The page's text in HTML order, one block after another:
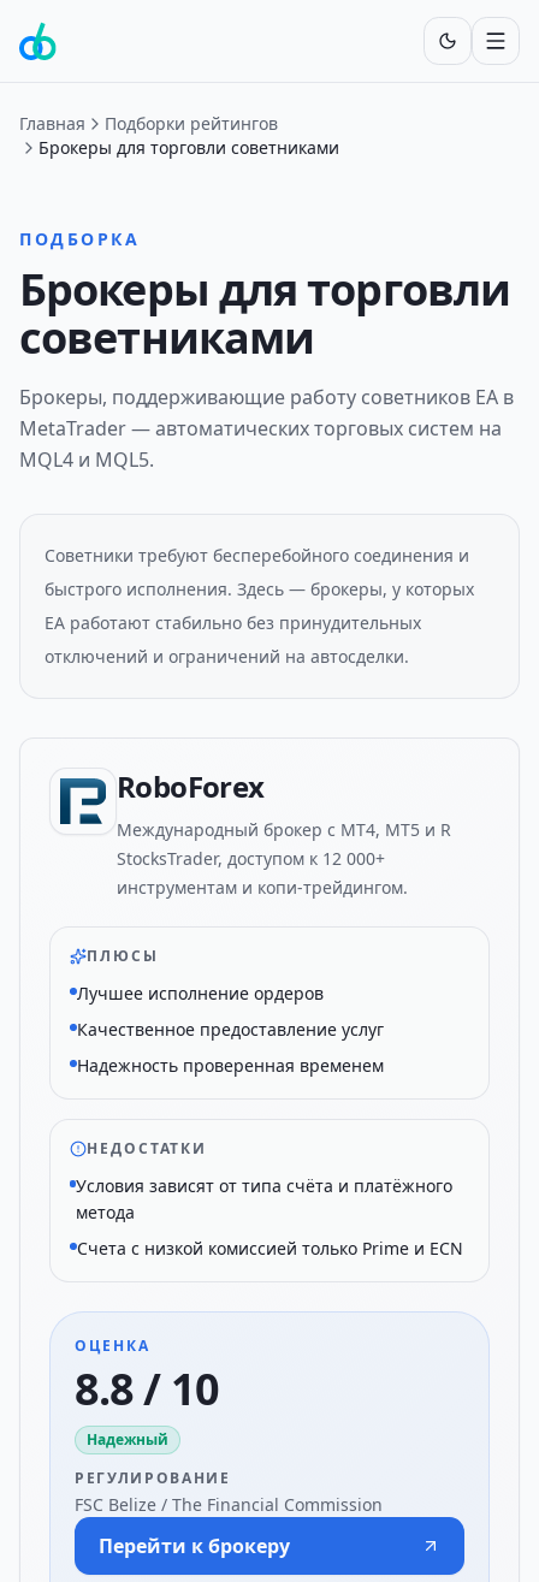
Главная
Подборки рейтингов
Брокеры для торговли советниками
ПОДБОРКА
Брокеры для торговли
советниками
Брокеры, поддерживающие работу советников EA в
MetaTrader — автоматических торговых систем на
MQL4 и MQL5.
Советники требуют бесперебойного соединения и
быстрого исполнения. Здесь — брокеры, у которых
EA работают стабильно без принудительных
отключений и ограничений на автосделки.
RoboForex
Международный брокер с MT4, MT5 и R
StocksTrader, доступом к 12 000+
инструментам и копи-трейдингом.
ПЛЮСЫ
Лучшее исполнение ордеров
Качественное предоставление услуг
Надежность проверенная временем
НЕДОСТАТКИ
Условия зависят от типа счёта и платёжного
метода
Счета с низкой комиссией только Prime и ECN
ОЦЕНКА
8.8 / 10
Надежный
РЕГУЛИРОВАНИЕ
FSC Belize / The Financial Commission
Перейти к брокеру